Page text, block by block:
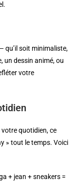
qu’il soit minimaliste,
un dessin animé, ou
votre
quotidien, ce
» tout le temps. Voici
+ jean + sneakers =